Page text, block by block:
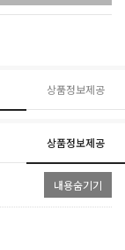
상품정보제공
상품정보제공
내용숨기기